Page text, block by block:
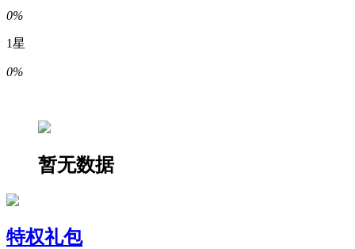
0%
1星
0%
暂无数据
特权礼包